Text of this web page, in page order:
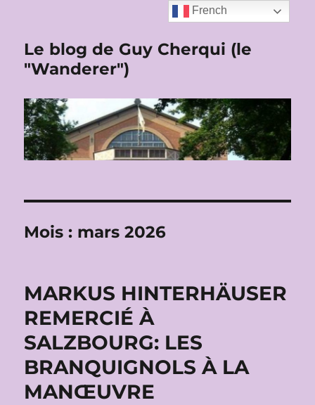
Le blog de Guy Cherqui (le
"Wanderer")
Mois : mars 2026
MARKUS HINTERHÄUSER
REMERCIÉ À
SALZBOURG: LES
BRANQUIGNOLS À LA
MANŒUVRE
French